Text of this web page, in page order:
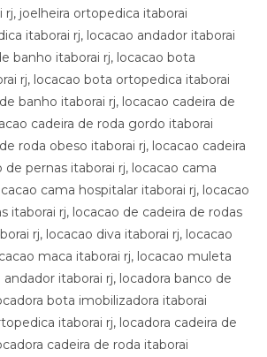
joelheira ortopedica itaborai
itaborai rj, locacao andador itaborai
banho itaborai rj, locacao bota
rj, locacao bota ortopedica itaborai
banho itaborai rj, locacao cadeira de
cadeira de roda gordo itaborai
roda obeso itaborai rj, locacao cadeira
de pernas itaborai rj, locacao cama
cama hospitalar itaborai rj, locacao
itaborai rj, locacao de cadeira de rodas
rj, locacao diva itaborai rj, locacao
maca itaborai rj, locacao muleta
andador itaborai rj, locadora banco de
bota imobilizadora itaborai
itaborai rj, locadora cadeira de
cadeira de roda itaborai